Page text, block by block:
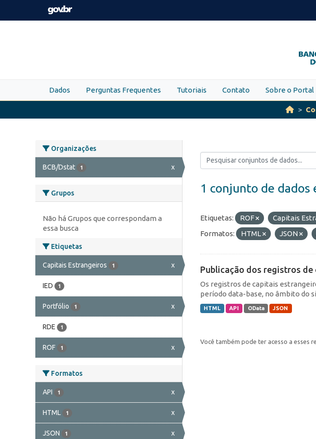
Skip to main content
Dados Perguntas Frequentes Tutoriais Contato Sobre o Portal
Organizações
BCB/Dstat 1 x
Grupos
Não há Grupos que correspondam a
essa busca
Etiquetas
Capitais Estrangeiros 1 x
IED 1
Portfólio 1 x
RDE 1
ROF 1 x
Formatos
API 1 x
HTML 1 x
JSON 1 x
1 conjunto de dados
Etiquetas: ROF Capitais
Formatos:
HTML JSON
Publicação dos registros
Os registros de capitais
período data-base, no âmbito do
HTML API OData JSON
Você também pode ter acesso a esses